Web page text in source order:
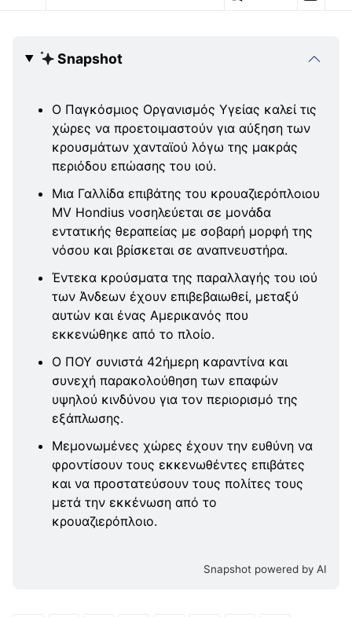
Snapshot
Ο Παγκόσμιος Οργανισμός Υγείας καλεί τις
χώρες να προετοιμαστούν για αύξηση των
κρουσμάτων χανταϊού λόγω της μακράς
περιόδου επώασης του ιού.
Μια Γαλλίδα επιβάτης του κρουαζιερόπλοιου
MV Hondius νοσηλεύεται σε μονάδα
εντατικής θεραπείας με σοβαρή μορφή της
νόσου και βρίσκεται σε αναπνευστήρα.
Έντεκα κρούσματα της παραλλαγής του ιού
των Άνδεων έχουν επιβεβαιωθεί, μεταξύ
αυτών και ένας Αμερικανός που
εκκενώθηκε από το πλοίο.
Ο ΠΟΥ συνιστά 42ήμερη καραντίνα και
συνεχή παρακολούθηση των επαφών
υψηλού κινδύνου για τον περιορισμό της
εξάπλωσης.
Μεμονωμένες χώρες έχουν την ευθύνη να
φροντίσουν τους εκκενωθέντες επιβάτες
και να προστατεύσουν τους πολίτες τους
μετά την εκκένωση από το
κρουαζιερόπλοιο.
Snapshot powered by AI